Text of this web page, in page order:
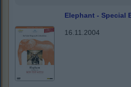
Elephant - Special
16.11.2004